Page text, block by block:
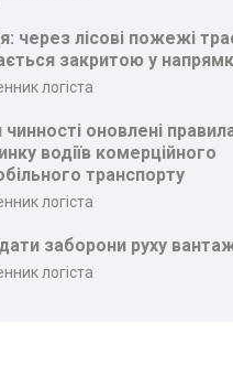
через лісові пожежі
закритою у
логіста
чинності оновлені
водіїв комерційного
транспорту
логіста
дати заборони руху
логіста